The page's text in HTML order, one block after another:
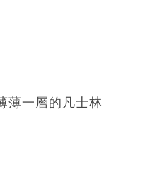
薄一層的凡士林